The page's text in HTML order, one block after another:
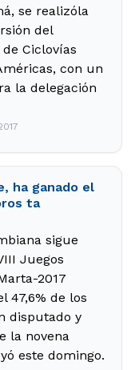
se realizóla
del
Ciclovías
con un
la delegación
ha ganado el
ta
sigue
Juegos
2017
47,6% de los
disputado y
la novena
este domingo.